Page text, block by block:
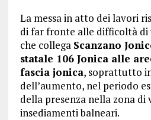
La messa in atto dei lavori
di far fronte alle difficoltà di
che collega Scanzano
statale 106 Jonica alle
fascia jonica, soprattutto
dell’aumento, nel periodo
della presenza nella zona di
insediamenti balneari.